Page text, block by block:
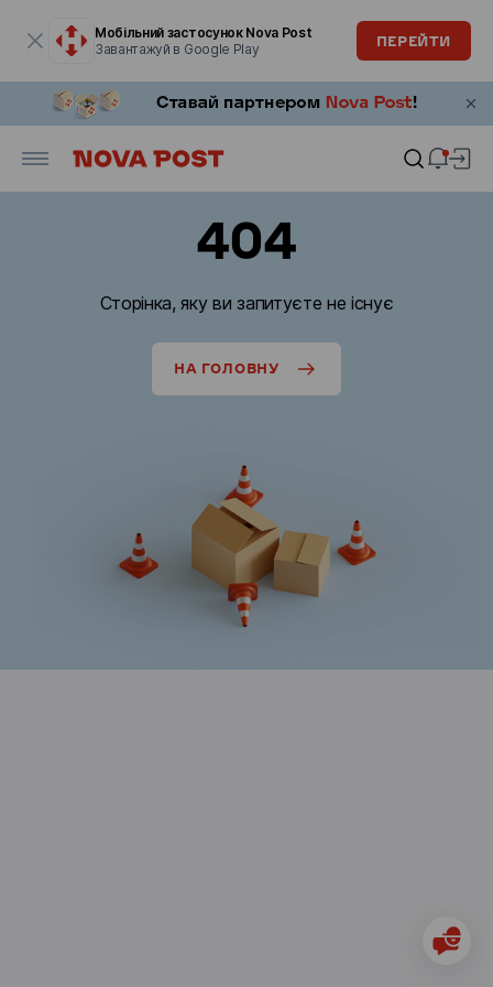
Мобільний застосунок Nova Post
Завантажуй в Google Play
ПЕРЕЙТИ
404
Сторінка, яку ви запитуєте не існує
НА ГОЛОВНУ